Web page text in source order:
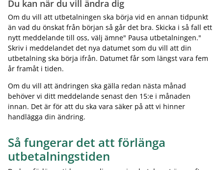
Du kan när du vill ändra dig
Om du vill att utbetalningen ska börja vid en annan tidpunkt
än vad du önskat från början så går det bra. Skicka i så fall ett
nytt meddelande till oss, välj ämne" Pausa utbetalningen."
Skriv i meddelandet det nya datumet som du vill att din
utbetalning ska börja ifrån. Datumet får som längst vara fem
år framåt i tiden.
Om du vill att ändringen ska gälla redan nästa månad
behöver vi ditt meddelande senast den 15:e i månaden
innan. Det är för att du ska vara säker på att vi hinner
handlägga din ändring.
Så fungerar det att förlänga
utbetalningstiden